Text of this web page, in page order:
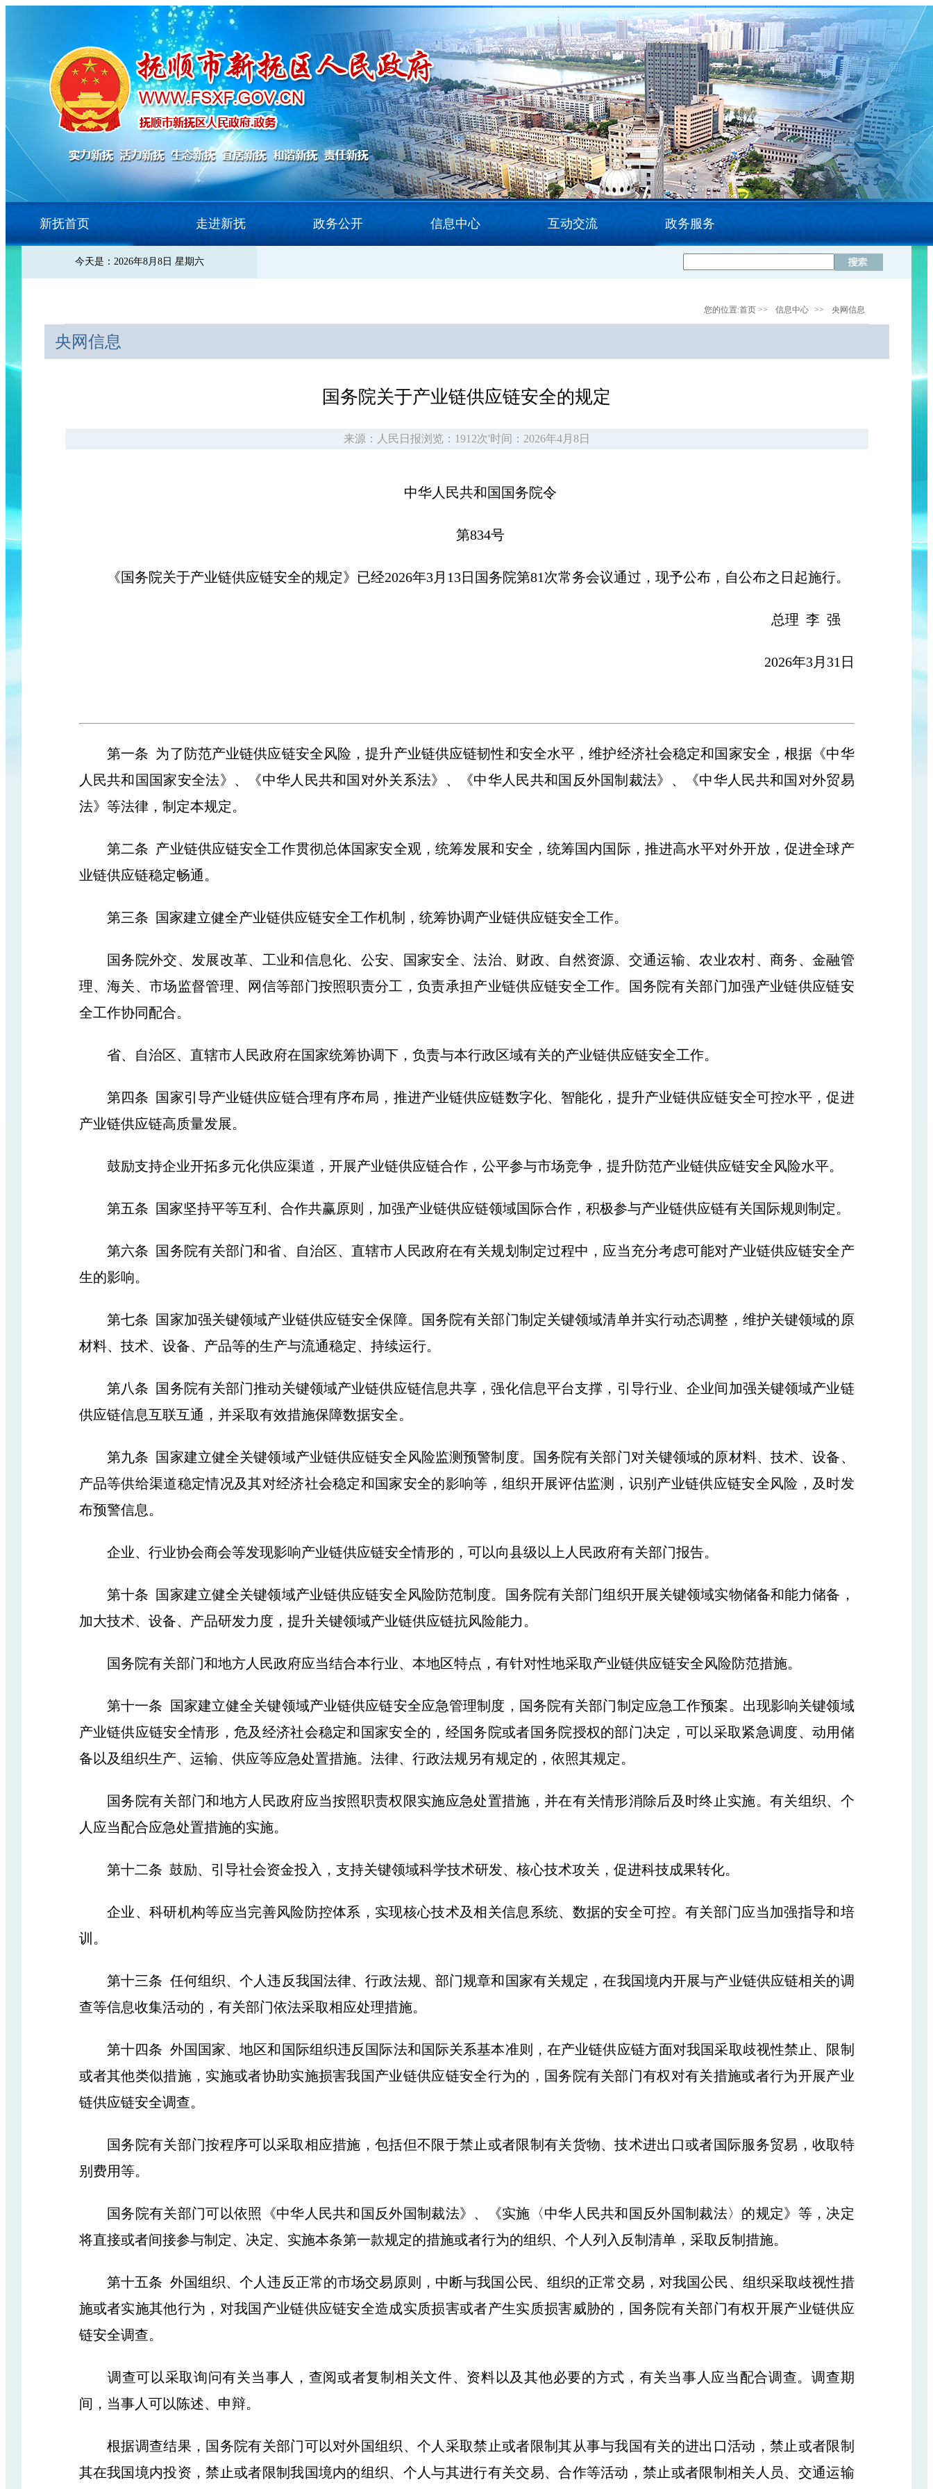
新抚首页 走进新抚 政务公开 信息中心 互动交流 政务服务
今天是：2026年8月8日 星期六
您的位置:首页>> 信息中心 >> 央网信息
央网信息
国务院关于产业链供应链安全的规定
来源：人民日报浏览：1912次'时间：2026年4月8日
中华人民共和国国务院令
第834号
《国务院关于产业链供应链安全的规定》已经2026年3月13日国务院第81次常务会议通过，现予公布，自公布之日起施行。
总理 李 强
2026年3月31日
第一条 为了防范产业链供应链安全风险，提升产业链供应链韧性和安全水平，维护经济社会稳定和国家安全，根据《中华
人民共和国国家安全法》、《中华人民共和国对外关系法》、《中华人民共和国反外国制裁法》、《中华人民共和国对外贸易
法》等法律，制定本规定。
第二条 产业链供应链安全工作贯彻总体国家安全观，统筹发展和安全，统筹国内国际，推进高水平对外开放，促进全球产
业链供应链稳定畅通。
第三条 国家建立健全产业链供应链安全工作机制，统筹协调产业链供应链安全工作。
国务院外交、发展改革、工业和信息化、公安、国家安全、法治、财政、自然资源、交通运输、农业农村、商务、金融管
理、海关、市场监督管理、网信等部门按照职责分工，负责承担产业链供应链安全工作。国务院有关部门加强产业链供应链安
全工作协同配合。
省、自治区、直辖市人民政府在国家统筹协调下，负责与本行政区域有关的产业链供应链安全工作。
第四条 国家引导产业链供应链合理有序布局，推进产业链供应链数字化、智能化，提升产业链供应链安全可控水平，促进
产业链供应链高质量发展。
鼓励支持企业开拓多元化供应渠道，开展产业链供应链合作，公平参与市场竞争，提升防范产业链供应链安全风险水平。
第五条 国家坚持平等互利、合作共赢原则，加强产业链供应链领域国际合作，积极参与产业链供应链有关国际规则制定。
第六条 国务院有关部门和省、自治区、直辖市人民政府在有关规划制定过程中，应当充分考虑可能对产业链供应链安全产
生的影响。
第七条 国家加强关键领域产业链供应链安全保障。国务院有关部门制定关键领域清单并实行动态调整，维护关键领域的原
材料、技术、设备、产品等的生产与流通稳定、持续运行。
第八条 国务院有关部门推动关键领域产业链供应链信息共享，强化信息平台支撑，引导行业、企业间加强关键领域产业链
供应链信息互联互通，并采取有效措施保障数据安全。
第九条 国家建立健全关键领域产业链供应链安全风险监测预警制度。国务院有关部门对关键领域的原材料、技术、设备、
产品等供给渠道稳定情况及其对经济社会稳定和国家安全的影响等，组织开展评估监测，识别产业链供应链安全风险，及时发
布预警信息。
企业、行业协会商会等发现影响产业链供应链安全情形的，可以向县级以上人民政府有关部门报告。
第十条 国家建立健全关键领域产业链供应链安全风险防范制度。国务院有关部门组织开展关键领域实物储备和能力储备，
加大技术、设备、产品研发力度，提升关键领域产业链供应链抗风险能力。
国务院有关部门和地方人民政府应当结合本行业、本地区特点，有针对性地采取产业链供应链安全风险防范措施。
第十一条 国家建立健全关键领域产业链供应链安全应急管理制度，国务院有关部门制定应急工作预案。出现影响关键领域
产业链供应链安全情形，危及经济社会稳定和国家安全的，经国务院或者国务院授权的部门决定，可以采取紧急调度、动用储
备以及组织生产、运输、供应等应急处置措施。法律、行政法规另有规定的，依照其规定。
国务院有关部门和地方人民政府应当按照职责权限实施应急处置措施，并在有关情形消除后及时终止实施。有关组织、个
人应当配合应急处置措施的实施。
第十二条 鼓励、引导社会资金投入，支持关键领域科学技术研发、核心技术攻关，促进科技成果转化。
企业、科研机构等应当完善风险防控体系，实现核心技术及相关信息系统、数据的安全可控。有关部门应当加强指导和培
训。
第十三条 任何组织、个人违反我国法律、行政法规、部门规章和国家有关规定，在我国境内开展与产业链供应链相关的调
查等信息收集活动的，有关部门依法采取相应处理措施。
第十四条 外国国家、地区和国际组织违反国际法和国际关系基本准则，在产业链供应链方面对我国采取歧视性禁止、限制
或者其他类似措施，实施或者协助实施损害我国产业链供应链安全行为的，国务院有关部门有权对有关措施或者行为开展产业
链供应链安全调查。
国务院有关部门按程序可以采取相应措施，包括但不限于禁止或者限制有关货物、技术进出口或者国际服务贸易，收取特
别费用等。
国务院有关部门可以依照《中华人民共和国反外国制裁法》、《实施〈中华人民共和国反外国制裁法〉的规定》等，决定
将直接或者间接参与制定、决定、实施本条第一款规定的措施或者行为的组织、个人列入反制清单，采取反制措施。
第十五条 外国组织、个人违反正常的市场交易原则，中断与我国公民、组织的正常交易，对我国公民、组织采取歧视性措
施或者实施其他行为，对我国产业链供应链安全造成实质损害或者产生实质损害威胁的，国务院有关部门有权开展产业链供应
链安全调查。
调查可以采取询问有关当事人，查阅或者复制相关文件、资料以及其他必要的方式，有关当事人应当配合调查。调查期
间，当事人可以陈述、申辩。
根据调查结果，国务院有关部门可以对外国组织、个人采取禁止或者限制其从事与我国有关的进出口活动，禁止或者限制
其在我国境内投资，禁止或者限制我国境内的组织、个人与其进行有关交易、合作等活动，禁止或者限制相关人员、交通运输